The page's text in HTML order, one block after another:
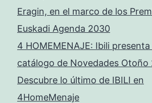
Eragin, en el marco de los
Euskadi Agenda 2030
4 HOMEMENAJE: Ibili presenta
catálogo de Novedades Otoño
Descubre lo último de IBILI en
4HomeMenaje